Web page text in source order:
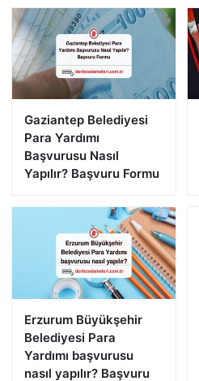
Gaziantep Belediyesi
Para Yardımı
Başvurusu Nasıl
Yapılır? Başvuru Formu
Erzurum Büyükşehir
Belediyesi Para
Yardımı başvurusu
nasıl yapılır? Başvuru